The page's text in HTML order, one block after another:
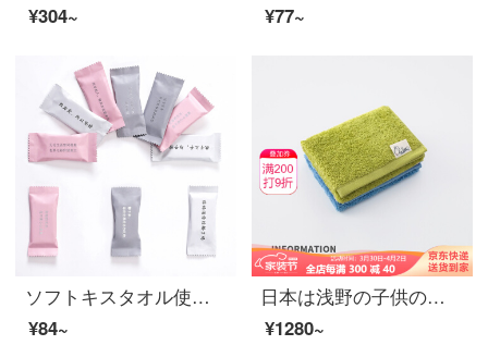
¥304~ ¥77~
ソフトキスタオル使い捨ての洗顔タオルキャンディ圧縮タオルネットの赤い使い捨ての洗顔タオルの震動音と同じタイプの小さい包装です。
¥84~
日本は浅野の子供のタオルのギフトボックスを輸入しています。赤ちゃんの洗顔タオルのスカーフとタオルのタオルは、顔タオルと有機綿の強い吸水性です。
¥1280~